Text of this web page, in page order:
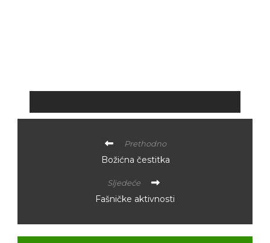
Prethodno
Božićna čestitka
Sljedeće
Fašničke aktivnosti